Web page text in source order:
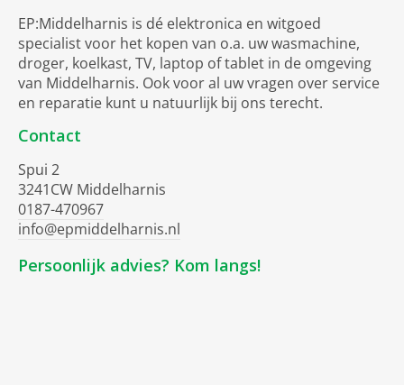
EP:Middelharnis is dé elektronica en witgoed
specialist voor het kopen van o.a. uw wasmachine,
droger, koelkast, TV, laptop of tablet in de omgeving
van Middelharnis. Ook voor al uw vragen over service
en reparatie kunt u natuurlijk bij ons terecht.
Contact
Spui 2
3241CW Middelharnis
0187-470967
info@epmiddelharnis.nl
Persoonlijk advies? Kom langs!